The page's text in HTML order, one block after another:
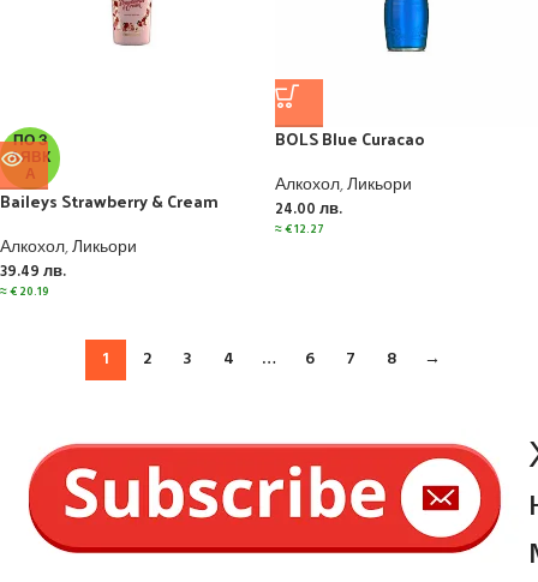
ПО З
АЯВК
А
Baileys Strawberry & Cream
Алкохол,Ликьори
39.49 лв.
≈€20.19
BOLS Blue Curacao
Алкохол,Ликьори
24.00 лв.
≈€12.27
1 2 3 4 … 6 7 8 →